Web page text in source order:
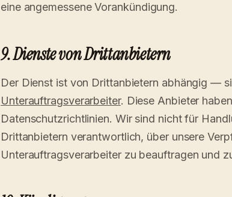
eine angemessene Vorankündigung.
9. Dienste von Drittanbietern
Der Dienst ist von Drittanbietern abhängig —
Unterauftragsverarbeiter. Diese Anbieter
Datenschutzrichtlinien. Wir sind nicht für
Drittanbietern verantwortlich, über unsere
Unterauftragsverarbeiter zu beauftragen und